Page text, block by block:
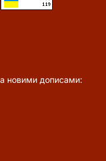
новими дописами: